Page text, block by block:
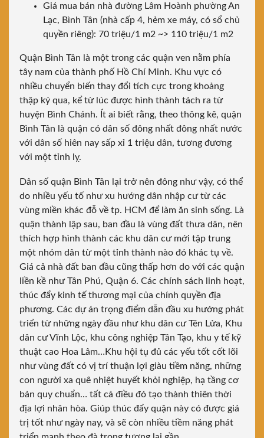
Giá mua bán nhà đường Lâm Hoành phường An
Lạc, Bình Tân (nhà cấp 4, hẻm xe máy, có sổ chủ
quyền riêng): 70 triệu/1 m2 ~> 110 triệu/1 m2
Quận Bình Tân là một trong các quận ven nằm phía
tây nam của thành phố Hồ Chí Minh. Khu vực có
nhiều chuyển biến thay đổi tích cực trong khoảng
thập kỷ qua, kể từ lúc được hình thành tách ra từ
huyện Bình Chánh. Ít ai biết rằng, theo thông kê, quận
Bình Tân là quận có dân số đông nhất đông nhất nước
với dân số hiên nay sấp xỉ 1 triệu dân, tương đương
với một tỉnh lỵ.
Dân số quận Bình Tân lại trở nên đông như vậy, có thể
do nhiều yếu tố như xu hướng dân nhập cư từ các
vùng miền khác đỗ về tp. HCM để làm ăn sinh sống. Là
quận thành lập sau, ban đầu là vùng đất thưa dân, nên
thích hợp hình thành các khu dân cư mới tập trung
một nhóm dân từ một tỉnh thành nào đó khác tụ về.
Giá cả nhà đất ban đầu cũng thấp hơn do với các quận
liền kề như Tân Phú, Quận 6. Các chính sách linh hoạt,
thúc đẩy kinh tế thương mại của chính quyền địa
phương. Các dự án trọng điểm dẫn đầu xu hướng phát
triển từ những ngày đầu như khu dân cư Tên Lửa, Khu
dân cư Vĩnh Lộc, khu công nghiệp Tân Tạo, khu y tế kỹ
thuật cao Hoa Lâm…Khu hội tụ đủ các yếu tốt cốt lõi
như vùng đất có vị trí thuận lợi giàu tiềm năng, những
con người xa quê nhiệt huyết khỏi nghiệp, hạ tầng cơ
bản quy chuẩn… tất cả điều đó tạo thành thiên thời
địa lợi nhân hòa. Giúp thúc đẩy quận này có được giá
trị tốt như ngày nay, và sẽ còn nhiều tiềm năng phát